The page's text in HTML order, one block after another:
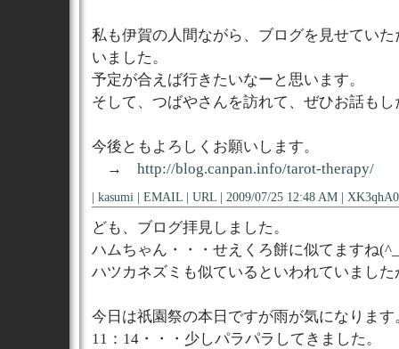
私も伊賀の人間ながら、ブログを見せてい
いました。
予定が合えば行きたいなーと思います。
そして、つばやさんを訪れて、ぜひお話も
今後ともよろしくお願いします。
→ http://blog.canpan.info/tarot-therapy/
| kasumi | EMAIL | URL| 2009/07/25 12:48 AM |
ども、ブログ拝見しました。
ハムちゃん・・・せえくろ餅に似てますね
ハツカネズミも似ているといわれていました
今日は祇園祭の本日ですが雨が気になります
11：14・・・少しパラパラしてきました。